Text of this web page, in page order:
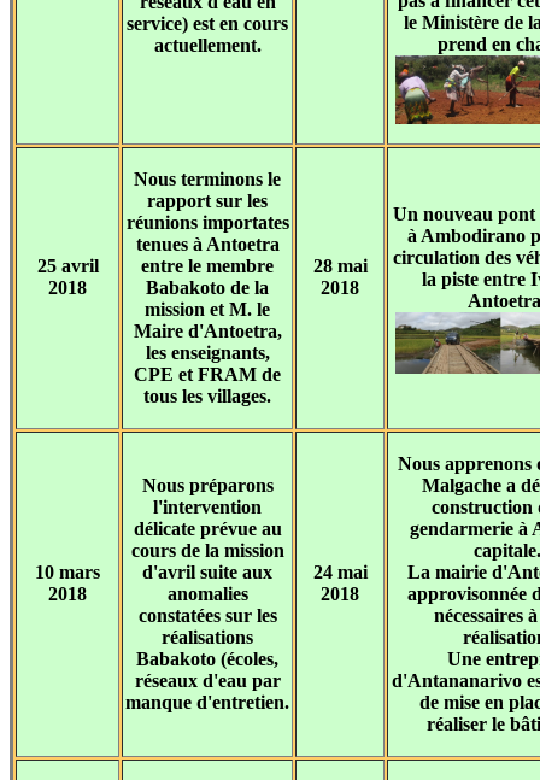
service) est en cours
actuellement.
le Ministère de
prend en
25 avril
2018
Nous terminons le
rapport sur les
réunions importates
tenues à Antoetra
entre le membre
Babakoto de la
mission et M. le
Maire d'Antoetra,
les enseignants,
CPE et FRAM de
tous les villages.
28 mai
2018
Un nouveau
à Ambodirano
circulation des
la piste entre
10 mars
2018
Nous préparons
l'intervention
délicate prévue au
cours de la mission
d'avril suite aux
anomalies
constatées sur les
réalisations
Babakoto (écoles,
réseaux d'eau par
manque d'entretien.
24 mai
2018
Nous apprenons
Malgache a
construction
gendarmerie à
capitale.
La mairie
approvisonnée
nécessaires
Une
d'Antananarivo
de mise en
réaliser le